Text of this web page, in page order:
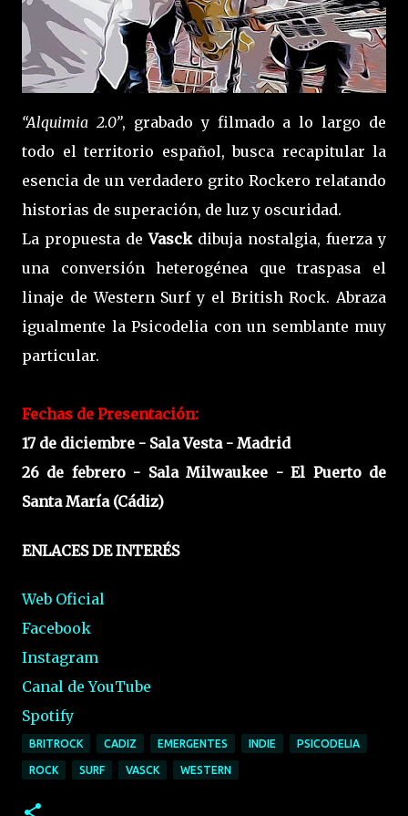
“Alquimia 2.0”, grabado y filmado a lo largo de
todo el territorio español, busca recapitular la
esencia de un verdadero grito Rockero relatando
historias de superación, de luz y oscuridad.
La propuesta deVasck dibuja nostalgia, fuerza y
una conversión heterogénea que traspasa el
linaje de Western Surf y el British Rock. Abraza
igualmente la Psicodelia con un semblante muy
particular.
Fechas de Presentación:
17 de diciembre - Sala Vesta - Madrid
26 de febrero - Sala Milwaukee - El Puerto de
Santa María (Cádiz)
ENLACES DE INTERÉS
Web Oficial
Facebook
Instagram
Canal de YouTube
Spotify
BRITROCK CADIZ EMERGENTES INDIE PSICODELIA
ROCK SURF VASCK WESTERN